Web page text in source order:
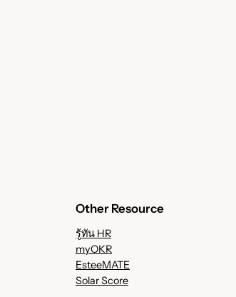
Other Resource
รู้ทัน HR
myOKR
EsteeMATE
Solar Score